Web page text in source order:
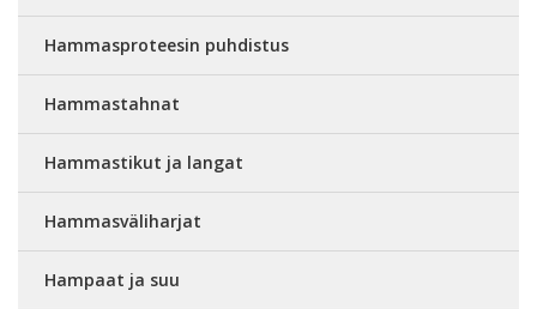
Hammasproteesin puhdistus
Hammastahnat
Hammastikut ja langat
Hammasväliharjat
Hampaat ja suu